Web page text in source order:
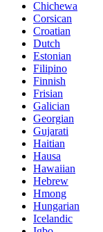
Chichewa
Corsican
Croatian
Dutch
Estonian
Filipino
Finnish
Frisian
Galician
Georgian
Gujarati
Haitian
Hausa
Hawaiian
Hebrew
Hmong
Hungarian
Icelandic